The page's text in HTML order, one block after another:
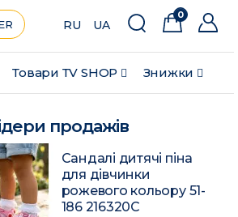
Товари ТV SHOP Знижки
RU UA
0
продажів
Сандалі дитячі піна
для дівчинки
рожевого кольору 51-
186 216320C